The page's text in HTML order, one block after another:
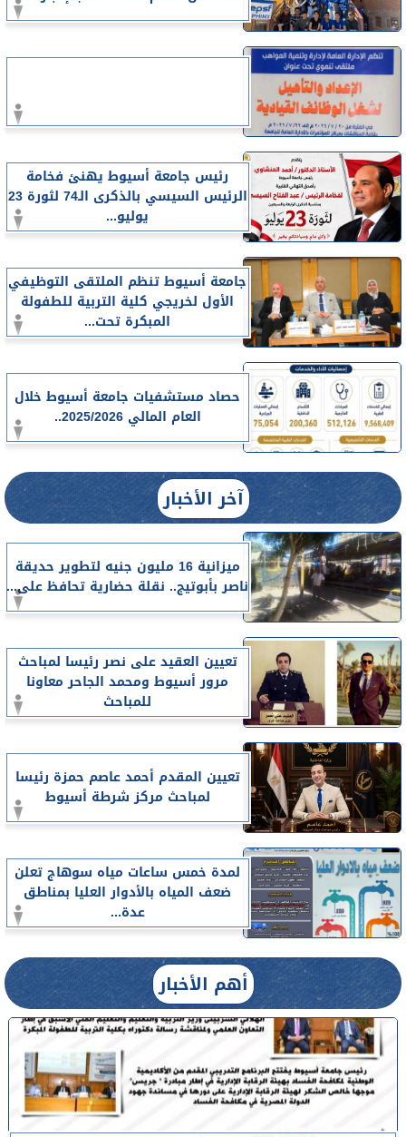
رئيس جامعة أسيوط يهنئ فخامة
الرئيس السيسي بالذكرى الـ74 لثورة 23
يوليو...
جامعة أسيوط تنظم الملتقى التوظيفي
الأول لخريجي كلية التربية للطفولة
المبكرة تحت...
حصاد مستشفيات جامعة أسيوط خلال
العام المالي 2025/2026..
آخر الأخبار
ميزانية 16 مليون جنيه لتطوير حديقة
ناصر بأبوتيج.. نقلة حضارية تحافظ على...
تعيين العقيد على نصر رئيسا لمباحث
مرور أسيوط ومحمد الجاحر معاونا
للمباحث
تعيين المقدم أحمد عاصم حمزة رئيسا
لمباحث مركز شرطة أسيوط
لمدة خمس ساعات مياه سوهاج تعلن
ضعف المياه بالأدوار العليا بمناطق
عدة...
أهم الأخبار